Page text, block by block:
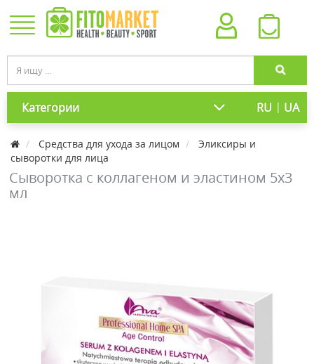
Категории RU | UA
Средства для ухода за лицом
Эликсиры и
сыворотки для лица
Сыворотка с коллагеном и эластином 5х3
мл